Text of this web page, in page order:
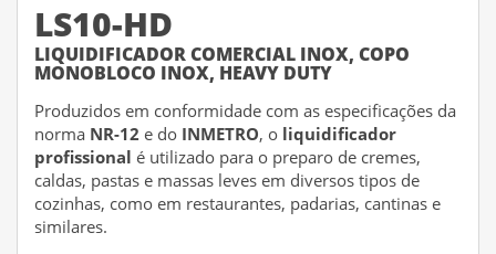
LS10-HD
LIQUIDIFICADOR COMERCIAL INOX, COPO
MONOBLOCO INOX, HEAVY DUTY
Produzidos em conformidade com as especificações da
norma NR-12 e do INMETRO, o liquidificador
profissional é utilizado para o preparo de cremes,
caldas, pastas e massas leves em diversos tipos de
cozinhas, como em restaurantes, padarias, cantinas e
similares.